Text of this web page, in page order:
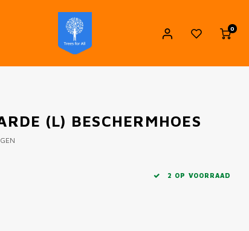
0
(L) BESCHERMHOES
2 OP VOORRAAD